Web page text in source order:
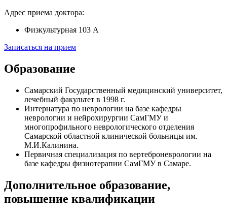
Адрес приема доктора:
Физкультурная 103 А
Записаться на прием
Образование
Самарский Государственный медицинский университет,
лечебный факультет в 1998 г.
Интернатура по неврологии на базе кафедры
неврологии и нейрохирургии СамГМУ и
многопрофильного неврологического отделения
Самарской областной клинической больницы им.
М.И.Калинина.
Первичная специализация по вертеброневрологии на
базе кафедры физиотерапии СамГМУ в Самаре.
Дополнительное образование,
повышение квалификации